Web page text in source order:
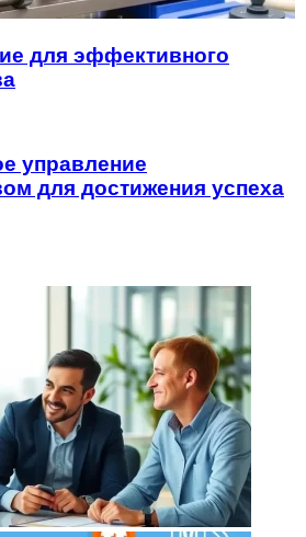
для эффективного
управление
для достижения успеха